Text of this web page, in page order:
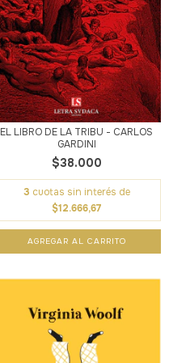
EL LIBRO DE LA TRIBU - CARLOS
GARDINI
$38.000
3 cuotas sin interés de
$12.666,67